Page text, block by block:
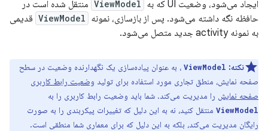
ایجاد می‌شود، وضعیت UI که به
ViewModel منتقل شده است در
حافظه نگه داشته می‌شود. پس از بازسازی، نمونه ViewModel قدیمی
به نمونه activity جدید متصل می‌شود.
نکته: ViewModel ، به عنوان پیاده‌سازی یک نگهدارنده وضعیت در سطح
صفحه نمایش، منطق تجاری مورد استفاده برای تولید وضعیت رابط کاربری
صفحه نمایش را مدیریت می‌کند. شما باید وضعیت رابط کاربری را به
ViewModel منتقل کنید، نه به این دلیل که تغییرات پیکربندی را به صورت
رایگان مدیریت می‌کند، بلکه به این دلیل که برای معماری شما منطقی است.